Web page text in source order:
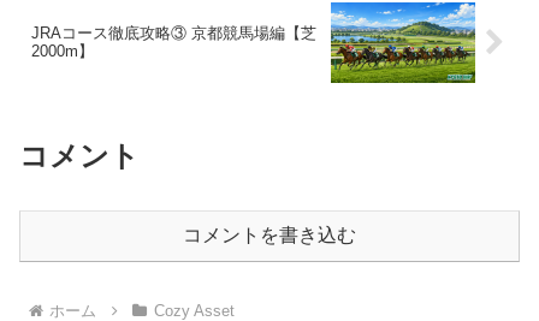
JRAコース徹底攻略③ 京都競馬場編【芝
2000m】
コメント
コメントを書き込む
ホーム Cozy Asset